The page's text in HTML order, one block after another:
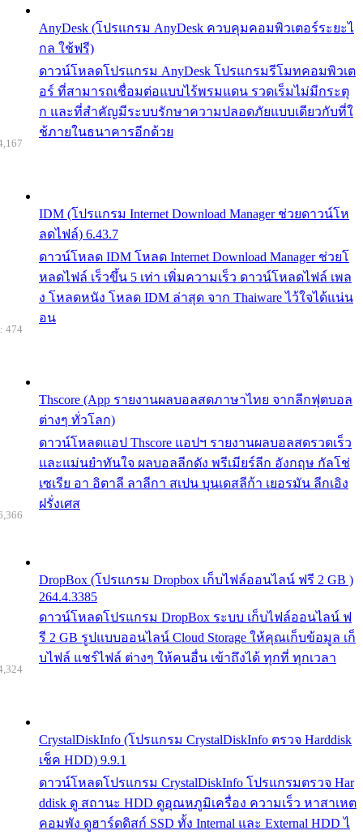
AnyDesk (โปรแกรม AnyDesk ควบคุมคอมพิวเตอร์ระยะไ
กล ใช้ฟรี)
ดาวน์โหลดโปรแกรม AnyDesk โปรแกรมรีโมทคอมพิวเต
อร์ ที่สามารถเชื่อมต่อแบบไร้พรมแดน รวดเร็มไม่มีกระตุ
ก และที่สำคัญมีระบบรักษาความปลอดภัยแบบเดียวกับที่ใ
ช้ภายในธนาคารอีกด้วย
IDM (โปรแกรม Internet Download Manager ช่วยดาวน์โห
ลดไฟล์) 6.43.7
ดาวน์โหลด IDM โหลด Internet Download Manager ช่วยโ
หลดไฟล์ เร็วขึ้น 5 เท่า เพิ่มความเร็ว ดาวน์โหลดไฟล์ เพล
ง โหลดหนัง โหลด IDM ล่าสุด จาก Thaiware ไว้ใจได้แน่น
อน
Thscore (App รายงานผลบอลสดภาษาไทย จากลีกฟุตบอล
ต่างๆ ทั่วโลก)
ดาวน์โหลดแอป Thscore แอปฯ รายงานผลบอลสดรวดเร็ว
และแม่นยำทันใจ ผลบอลลีกดัง พรีเมียร์ลีก อังกฤษ กัลโช่
เซเรีย อา อิตาลี ลาลีกา สเปน บุนเดสลีก้า เยอรมัน ลีกเอิง
ฝรั่งเศส
474
DropBox (โปรแกรม Dropbox เก็บไฟล์ออนไลน์ ฟรี 2 GB )
264.4.3385
ดาวน์โหลดโปรแกรม DropBox ระบบ เก็บไฟล์ออนไลน์ ฟ
รี 2 GB รูปแบบออนไลน์ Cloud Storage ให้คุณเก็บข้อมูล เก็
บไฟล์ แชร์ไฟล์ ต่างๆ ให้คนอื่น เข้าถึงได้ ทุกที่ ทุกเวลา
CrystalDiskInfo (โปรแกรม CrystalDiskInfo ตรวจ Harddisk
เช็ค HDD) 9.9.1
ดาวน์โหลดโปรแกรม CrystalDiskInfo โปรแกรมตรวจ Har
ddisk ดู สถานะ HDD ดูอุณหภูมิเครื่อง ความเร็ว หาสาเหต
คอมพัง ดูฮาร์ดดิสก์ SSD ทั้ง Internal และ External HDD ไ